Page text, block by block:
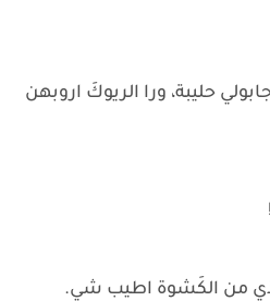
حليبة، ورا الريوكَ اروبهن
من الكَشوة اطيب شي.